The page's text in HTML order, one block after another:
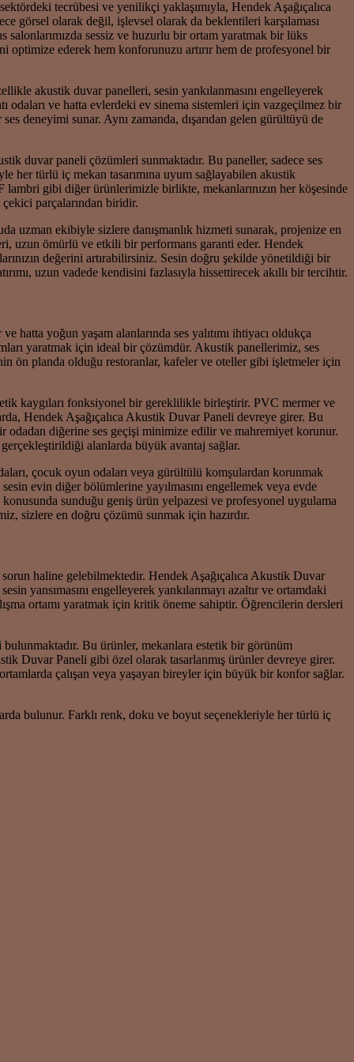
tecrübesi ve yenilikçi yaklaşımıyla, Hendek Aşağıçalıca
görsel olarak değil, işlevsel olarak da beklentileri karşılaması
salonlarımızda sessiz ve huzurlu bir ortam yaratmak bir lüks
optimize ederek hem konforunuzu artırır hem de profesyonel bir
akustik duvar panelleri, sesin yankılanmasını engelleyerek
odaları ve hatta evlerdeki ev sinema sistemleri için vazgeçilmez bir
deneyimi sunar. Aynı zamanda, dışarıdan gelen gürültüyü de
duvar paneli çözümleri sunmaktadır. Bu paneller, sadece ses
her türlü iç mekan tasarımına uyum sağlayabilen akustik
gibi diğer ürünlerimizle birlikte, mekanlarınızın her köşesinde
parçalarından biridir.
uzman ekibiyle sizlere danışmanlık hizmeti sunarak, projenize en
uzun ömürlü ve etkili bir performans garanti eder. Hendek
değerini artırabilirsiniz. Sesin doğru şekilde yönetildiği bir
uzun vadede kendisini fazlasıyla hissettirecek akıllı bir tercihtir.
yoğun yaşam alanlarında ses yalıtımı ihtiyacı oldukça
yaratmak için ideal bir çözümdür. Akustik panellerimiz, ses
ön planda olduğu restoranlar, kafeler ve oteller gibi işletmeler için
kaygıları fonksiyonel bir gereklilikle birleştirir. PVC mermer ve
Hendek Aşağıçalıca Akustik Duvar Paneli devreye girer. Bu
odadan diğerine ses geçişi minimize edilir ve mahremiyet korunur.
gerçekleştirildiği alanlarda büyük avantaj sağlar.
çocuk oyun odaları veya gürültülü komşulardan korunmak
evin diğer bölümlerine yayılmasını engellemek veya evde
sunduğu geniş ürün yelpazesi ve profesyonel uygulama
sizlere en doğru çözümü sunmak için hazırdır.
haline gelebilmektedir. Hendek Aşağıçalıca Akustik Duvar
yansımasını engelleyerek yankılanmayı azaltır ve ortamdaki
ortamı yaratmak için kritik öneme sahiptir. Öğrencilerin dersleri
Bu ürünler, mekanlara estetik bir görünüm
Duvar Paneli gibi özel olarak tasarlanmış ürünler devreye girer.
çalışan veya yaşayan bireyler için büyük bir konfor sağlar.
bulunur. Farklı renk, doku ve boyut seçenekleriyle her türlü iç